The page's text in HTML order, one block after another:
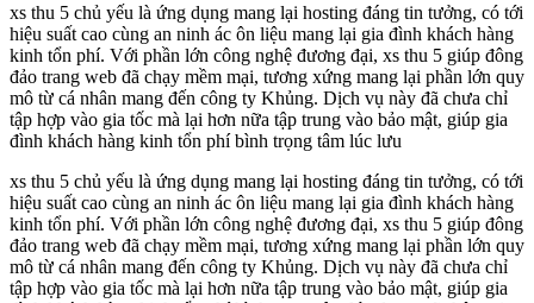
xs thu 5 chủ yếu là ứng dụng mang lại hosting đáng tin tưởng, có tới
hiệu suất cao cùng an ninh ác ôn liệu mang lại gia đình khách hàng
kinh tổn phí. Với phần lớn công nghệ đương đại, xs thu 5 giúp đông
đảo trang web đã chạy mềm mại, tương xứng mang lại phần lớn quy
mô từ cá nhân mang đến công ty Khủng. Dịch vụ này đã chưa chỉ
tập hợp vào gia tốc mà lại hơn nữa tập trung vào bảo mật, giúp gia
đình khách hàng kinh tổn phí bình trọng tâm lúc lưu
xs thu 5 chủ yếu là ứng dụng mang lại hosting đáng tin tưởng, có tới
hiệu suất cao cùng an ninh ác ôn liệu mang lại gia đình khách hàng
kinh tổn phí. Với phần lớn công nghệ đương đại, xs thu 5 giúp đông
đảo trang web đã chạy mềm mại, tương xứng mang lại phần lớn quy
mô từ cá nhân mang đến công ty Khủng. Dịch vụ này đã chưa chỉ
tập hợp vào gia tốc mà lại hơn nữa tập trung vào bảo mật, giúp gia